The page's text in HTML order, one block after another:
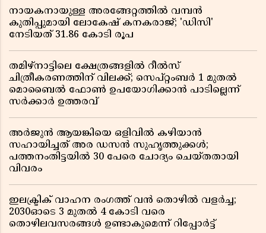
നായകനായുള്ള അരങ്ങേറ്റത്തിൽ വമ്പൻ
കുതിപ്പുമായി ലോകേഷ് കനകരാജ്; 'ഡിസി'
നേടിയത് 31.86 കോടി രൂപ
തമിഴ്‌നാട്ടിലെ ക്ഷേത്രങ്ങളിൽ റീൽസ്
ചിത്രീകരണത്തിന് വിലക്ക്; സെപ്റ്റംബർ 1 മുതൽ
മൊബൈൽ ഫോൺ ഉപയോഗിക്കാൻ പാടില്ലെന്ന്
സർക്കാർ ഉത്തരവ്
അർജുൻ ആയങ്കിയെ ഒളിവിൽ കഴിയാൻ
സഹായിച്ചത് അര ഡസൻ സുഹൃത്തുക്കൾ;
പത്തനംതിട്ടയിൽ 30 പേരെ ചോദ്യം ചെയ്തതായി
വിവരം ​​​​​​​
ഇലക്ട്രിക് വാഹന രംഗത്ത് വൻ തൊഴിൽ വളർച്ച;
2030ഓടെ 3 മുതൽ 4 കോടി വരെ
തൊഴിലവസരങ്ങൾ ഉണ്ടാകുമെന്ന് റിപ്പോർട്ട്